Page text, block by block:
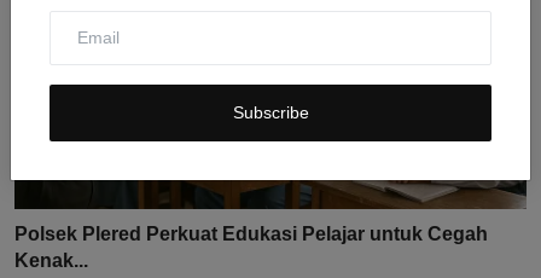
Subscribe
Polsek Plered Perkuat Edukasi Pelajar untuk Cegah
Kenak...